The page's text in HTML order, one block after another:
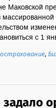
Маковской
с 1
,
задало